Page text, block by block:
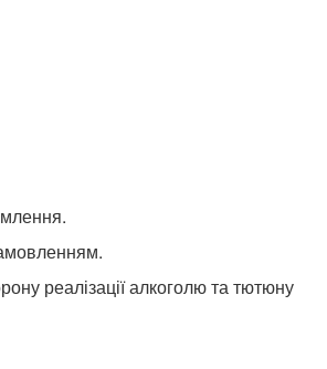
реалізації алкоголю та тютюну